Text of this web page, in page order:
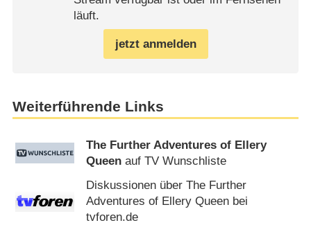
läuft.
jetzt anmelden
Weiterführende Links
The Further Adventures of Ellery
Queen auf TV Wunschliste
Diskussionen über The Further
Adventures of Ellery Queen bei
tvforen.de